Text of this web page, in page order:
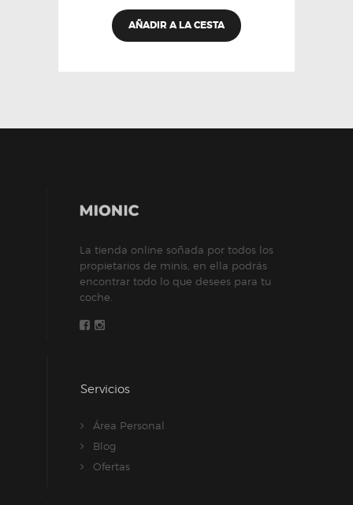
AÑADIR A LA CESTA
opciones
página
de
La tienda online soñada por todos los
propietarios de minis, en ella podrás
encontrar todo lo que desees para tu
coche.
Servicios
Área Personal
Blog
Ofertas